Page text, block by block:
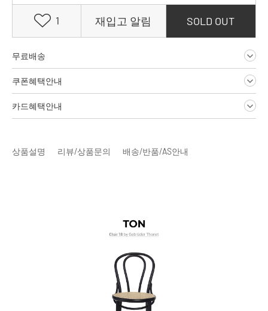
1 재입고 알림 SOLD OUT
무료배송
쿠폰혜택안내
카드혜택안내
상품설명 리뷰/상품문의 배송/반품/AS안내